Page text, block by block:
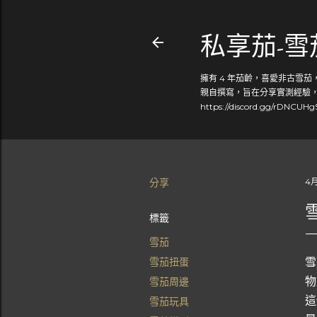
私享茄-
擁有 4 年茄齡，喜愛非古雪茄
親自撰寫，旨在分享實測經驗
https://discord.gg/
分享
標籤
雪茄
雪茄扭蛋
雪茄周邊
雪茄玩具
4